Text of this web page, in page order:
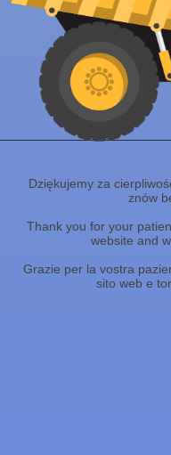
Dziękujemy za
znów
Thank you for your
website and
Grazie per la vostra
sito web e